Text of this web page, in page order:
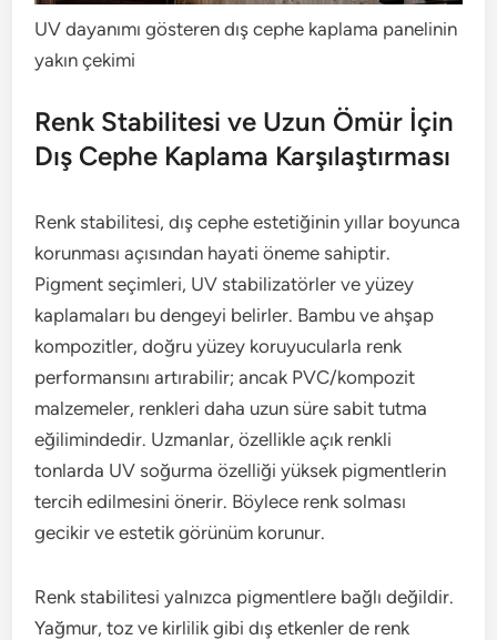
UV dayanımı gösteren dış cephe kaplama panelinin
yakın çekimi
Renk Stabilitesi ve Uzun Ömür İçin
Dış Cephe Kaplama Karşılaştırması
Renk stabilitesi, dış cephe estetiğinin yıllar boyunca
korunması açısından hayati öneme sahiptir.
Pigment seçimleri, UV stabilizatörler ve yüzey
kaplamaları bu dengeyi belirler. Bambu ve ahşap
kompozitler, doğru yüzey koruyucularla renk
performansını artırabilir; ancak PVC/kompozit
malzemeler, renkleri daha uzun süre sabit tutma
eğilimindedir. Uzmanlar, özellikle açık renkli
tonlarda UV soğurma özelliği yüksek pigmentlerin
tercih edilmesini önerir. Böylece renk solması
gecikir ve estetik görünüm korunur.
Renk stabilitesi yalnızca pigmentlere bağlı değildir.
Yağmur, toz ve kirlilik gibi dış etkenler de renk